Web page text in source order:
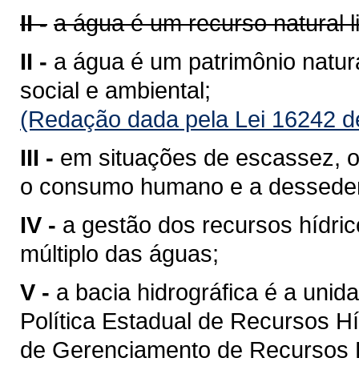
II - a água é um recurso natural
II - a água é um patrimônio
social e ambiental;
(Redação dada pela Lei 16242
III - em situações de escassez,
o consumo humano e a
IV - a gestão dos recursos
múltiplo das águas;
V - a bacia hidrográfica é a
Política Estadual de Recursos
de Gerenciamento de Recursos